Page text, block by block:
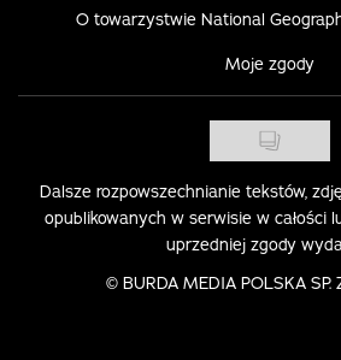
O towarzystwie National
Moje zgody
Dalsze rozpowszechnianie tekstów,
opublikowanych w serwisie w całości
uprzedniej zgody
© BURDA MEDIA POLSKA SP.